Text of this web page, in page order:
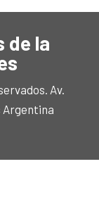
de la
Av.
Argentina